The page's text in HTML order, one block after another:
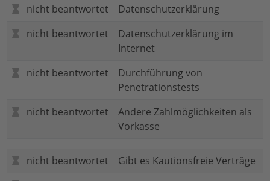
nicht beantwortet
Datenschutzerklärung
nicht beantwortet
Datenschutzerklärung im
Internet
nicht beantwortet
Durchführung von
Penetrationstests
nicht beantwortet
Andere Zahlmöglichkeiten als
Vorkasse
nicht beantwortet
Gibt es Kautionsfreie Verträge